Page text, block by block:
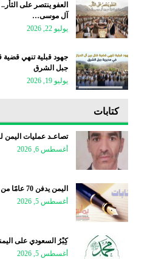
العفو ينتصر على
آل موسى…
يوليو 22, 2026
جهود قبلية تنهي قضية
جبل الشرق
يوليو 19, 2026
كتابات
تصاعـد عمليات اليمن
أغسطس 6, 2026
اليمن يدفن 70 عامًا من الوصاية السعودية
أغسطس 5, 2026
كِبْرُ السعودي على
أغسطس 5, 2026